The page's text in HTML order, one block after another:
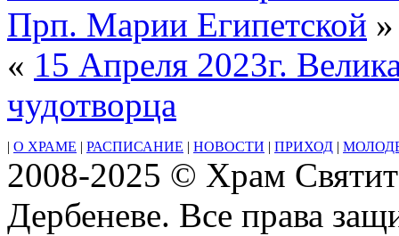
Страстей
Господа
нашего
Иисуса
Христа
Прп. Марии Египетской »
« 15 Апреля 2023г.
чудотворца
| О ХРАМЕ | РАСПИСАНИЕ | НОВОСТИ | ПРИХОД |
2008-2025 © Храм
Дербеневе. Все права